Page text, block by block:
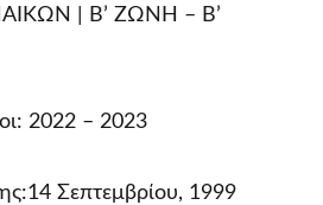
| Β’ ΖΩΝΗ – Β’
2022 – 2023
Σεπτεμβρίου, 1999